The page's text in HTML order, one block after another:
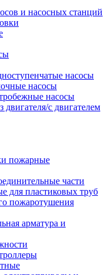
и насосных станций
насосы
насосы
насосы
двигателя/с двигателем
пожарные
части
для пластиковых труб
пожаротушения
арматура и